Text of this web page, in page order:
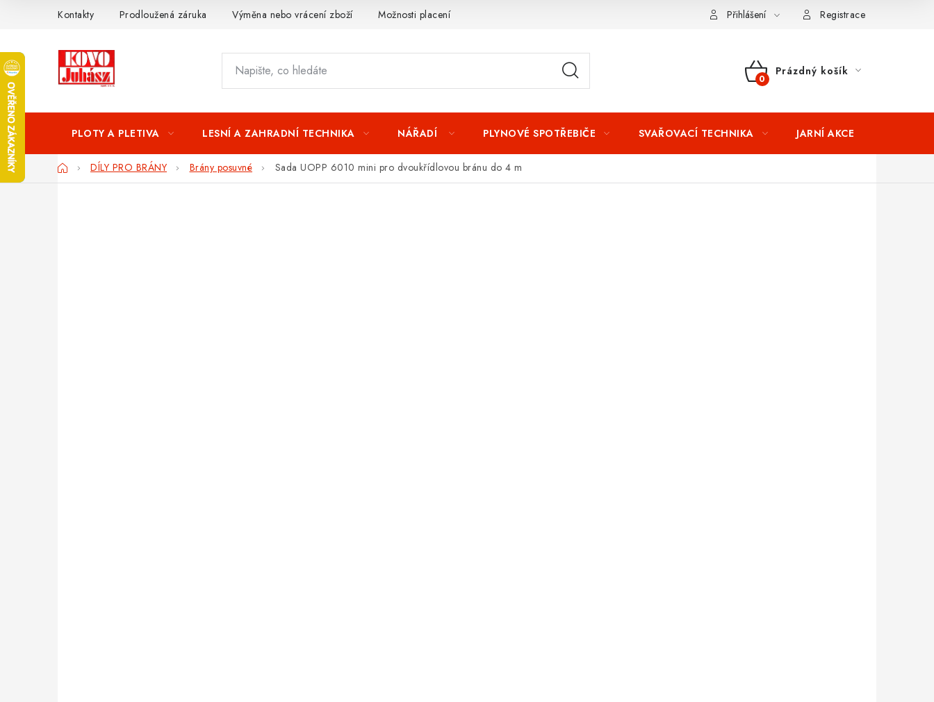
Kontakty Prodloužená záruka Výměna nebo vrácení zboží Možnosti placení Splátkový prodej Tabulka velikostí oblečení
Přihlášení Registrace
NÁKUPNÍ
Prázdný košík
PLOTY A PLETIVA LESNÍ A ZAHRADNÍ TECHNIKA NÁŘADÍ PLYNOVÉ SPOTŘEBIČE SVAŘOVACÍ TECHNIKA JARNÍ AKCE
DomůDÍLY PRO BRÁNY Brány posuvné Sada UOPP 6010 mini pro dvoukřídlovou bránu do 4 m